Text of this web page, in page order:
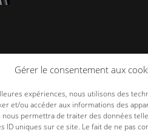
Gérer le consentement aux
expériences, nous utilisons des
et/ou accéder aux informations des
nous permettra de traiter des données
ID uniques sur ce site. Le fait de ne pas